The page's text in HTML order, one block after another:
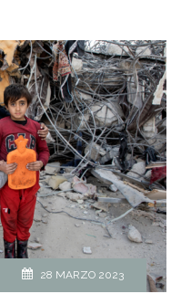
28 MARZO 2023